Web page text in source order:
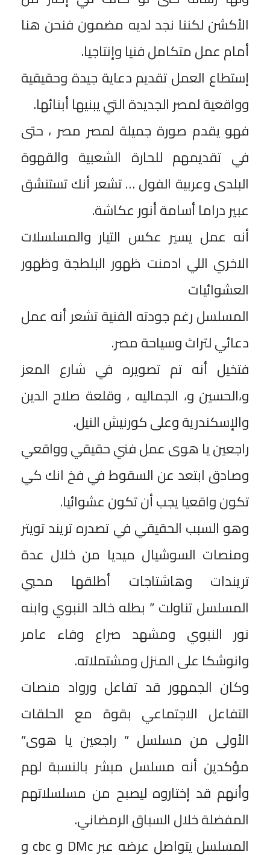
الأكشن لكننا نجد لديه مضمون فنحن هنا
أمام عمل متكامل فنيا وإنتاجيا.
‎إستطاع العمل تقديم دعاية جيدة وحقيقية
وواقعية لمصر الجديدة التي يبنيها أبنائها.
‎فهو يقدم صورة جميلة لمصر مصر ، حتى
في تقديمهم للحارة الشعبية والقهوة
البلدى وعربية الفول … تشعر أنك تستنشق
عبير دراما أسامة أنور عكاشة.
‎أنه عمل يسير عكس التيار والمسلسلات
الاخري اللي ادمنت ظهور البلطجة وظهور
العشوائيات
‎المسلسل رغم جودته الفنية تشعر أنه عمل
دعائي لتراث وسياحة مصر.
‎فتخيل أنه تم تصويره في شارع المعز
و،الحسين و، الجماليه ، وقلعة صلاح الدين
والإسكندرية وعلى كورنيش النيل.
‎راجعين يا هوى عمل فني حقيقي وواقعي
وصادق ابتعد عن السقوط في فخ انك كي
تكون واقعيا يجب أن تكون عشوائيا.
‎وهو السبب الحقيقي في تصدره تريند تويتر
ومنصات السوشيال ميديا من خلال عدة
تريندات وهاشتاجات أطلقها محبي
المسلسل تناولت ” بطله خالد النبوي وابنه
نور النبوي ومشهد صراع وفاء عامر
وانوشكا على المنزل ومشتملاته.
‎وكان الجمهور قد تفاعل ورواد منصات
التفاعل الاجتماعي بقوة مع الحلقات
الأولى من مسلسل ” راجعين يا هوى”
مؤكدين أنه مسلسل مبشر بالنسبة لهم
وأنهم قد إختاروه ليصبح من مسلسلاتهم
المفضلة خلال السباق الرمضاني.
‎المسلسل يتواصل عرضه عبر DMc و cbc و